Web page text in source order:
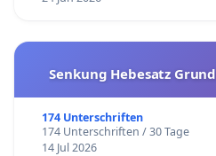
Senkung Hebesatz
174 Unterschriften
174 Unterschriften / 30 Tage
14 Jul 2026